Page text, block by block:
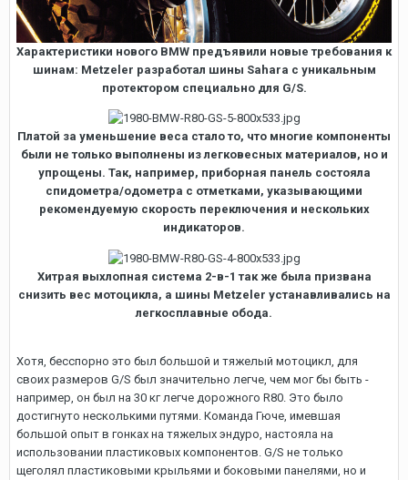
Характеристики нового BMW предъявили новые требования к
шинам: Metzeler разработал шины Sahara с уникальным
протектором специально для G/S.
Платой за уменьшение веса стало то, что многие компоненты
были не только выполнены из легковесных материалов, но и
упрощены. Так, например, приборная панель состояла
спидометра/одометра с отметками, указывающими
рекомендуемую скорость переключения и нескольких
индикаторов.
Хитрая выхлопная система 2-в-1 так же была призвана
снизить вес мотоцикла, а шины Metzeler устанавливались на
легкосплавные обода.
Хотя, бесспорно это был большой и тяжелый мотоцикл, для
своих размеров G/S был значительно легче, чем мог бы быть -
например, он был на 30 кг легче дорожного R80. Это было
достигнуто несколькими путями. Команда Гюче, имевшая
большой опыт в гонках на тяжелых эндуро, настояла на
использовании пластиковых компонентов. G/S не только
щеголял пластиковыми крыльями и боковыми панелями, но и